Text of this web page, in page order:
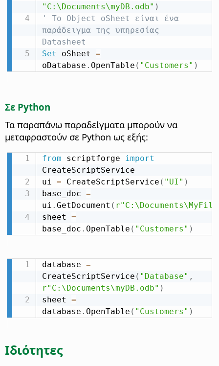
"C:\Documents\myDB.odb" )
' Το Object oSheet είναι ένα
παράδειγμα της υπηρεσίας
Datasheet
Set oSheet =
oDatabase . OpenTable ( "Customers" )
Σε Python
Τα παραπάνω παραδείγματα μπορούν να
μεταφραστούν σε Python ως εξής:
from scriptforge
import
CreateScriptService
ui = CreateScriptService ( "UI" )
base_doc =
ui . GetDocument (
sheet =
base_doc . OpenTable ( "Customers" )
database =
CreateScriptService ( "Database" ,
r"C:\Documents\myDB.odb" )
sheet =
database . OpenTable ( "Customers" )
Ιδιότητες